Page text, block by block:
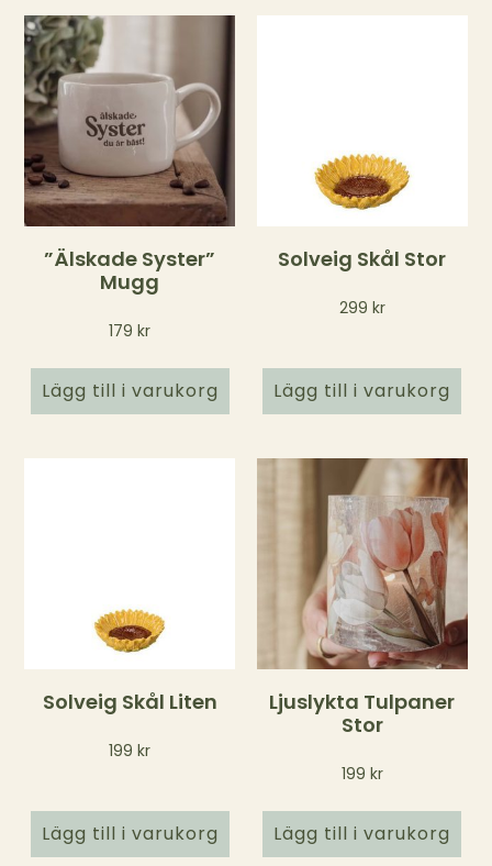
”Älskade Syster”
Mugg
179kr
Lägg till i varukorg
Solveig Skål Stor
299 kr
Lägg till i varukorg
Solveig Skål Liten
199kr
Lägg till i varukorg
Ljuslykta Tulpaner
Stor
199 kr
Lägg till i varukorg